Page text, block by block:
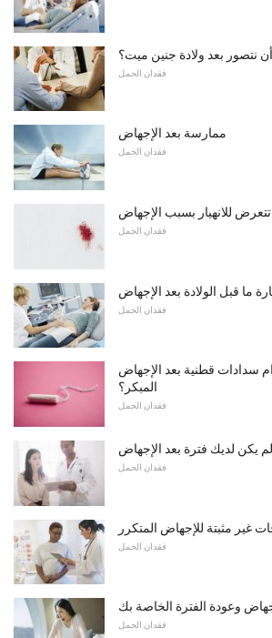
نتصور بعد ولادة جنين ميت؟
فقدان الحمل
ممارسة بعد الإجهاض
فقدان الحمل
للانهيار بسبب الإجهاض
فقدان الحمل
ما قبل الولادة بعد الإجهاض
فقدان الحمل
سدادات قطنية بعد الإجهاض
المبكر؟
فقدان الحمل
لم يكن لديك فترة بعد الإجهاض
فقدان الحمل
غير مثبتة للإجهاض المتكرر
فقدان الحمل
وعودة الفترة الخاصة بك
فقدان الحمل